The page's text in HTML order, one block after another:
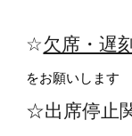
☆欠席・遅
をお願いします
☆出席停止